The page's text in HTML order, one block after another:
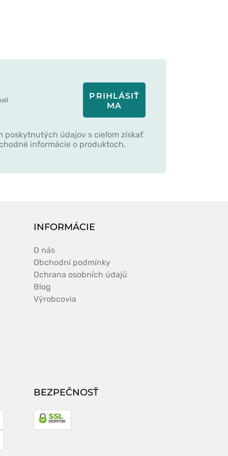
PRIHLÁSIŤ
MA
poskytnutých údajov s cieľom získať
informácie o produktoch.
INFORMÁCIE
O nás
Obchodní podmínky
Ochrana osobních údajů
Blog
Výrobcovia
BEZPEČNOSŤ